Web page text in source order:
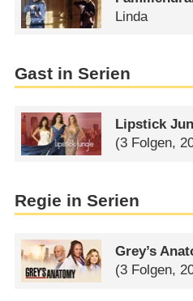
Linda
Gast in Serien
Lipstick
(3 Folgen,
Regie in Serien
Grey’s
(3 Folgen,